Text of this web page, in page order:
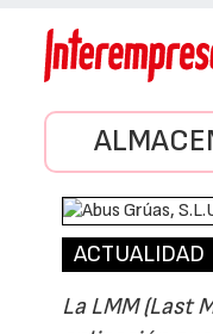
ACTUALIDAD
La LMM (Last